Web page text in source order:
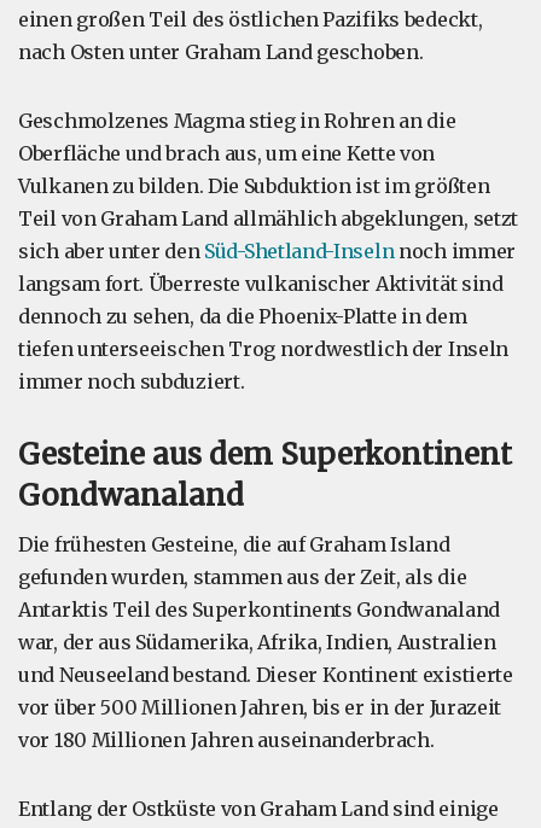
einen großen Teil des östlichen Pazifiks bedeckt,
nach Osten unter Graham Land geschoben.
Geschmolzenes Magma stieg in Rohren an die
Oberfläche und brach aus, um eine Kette von
Vulkanen zu bilden. Die Subduktion ist im größten
Teil von Graham Land allmählich abgeklungen, setzt
sich aber unter den Süd-Shetland-Inselnnoch immer
langsam fort. Überreste vulkanischer Aktivität sind
dennoch zu sehen, da die Phoenix-Platte in dem
tiefen unterseeischen Trog nordwestlich der Inseln
immer noch subduziert.
Gesteine aus dem Superkontinent
Gondwanaland
Die frühesten Gesteine, die auf Graham Island
gefunden wurden, stammen aus der Zeit, als die
Antarktis Teil des Superkontinents Gondwanaland
war, der aus Südamerika, Afrika, Indien, Australien
und Neuseeland bestand. Dieser Kontinent existierte
vor über 500 Millionen Jahren, bis er in der Jurazeit
vor 180 Millionen Jahren auseinanderbrach.
Entlang der Ostküste von Graham Land sind einige